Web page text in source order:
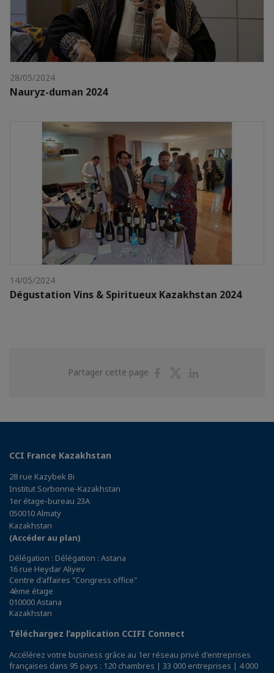
28/05/2024
Nauryz-duman 2024
14/05/2024
Dégustation Vins & Spiritueux Kazakhstan 2024
Partager cette page
PartagerPartager
CCI France Kazakhstan
28 rue Kazybek Bi
Institut Sorbonne-Kazakhstan
1er étage-bureau 23A
050010 Almaty
Kazakhstan
(Accéder au plan)
Délégation : Délégation : Astana
16 rue Heydar Aliyev
Centre d'affaires "Congress office"
4ème étage
010000 Astana
Kazakhstan
Téléchargez l’application CCIFI Connect
Accélérez votre business grâce au 1er réseau privé d'entreprises
françaises dans 95 pays : 120 chambres | 33 000 entreprises | 4 000